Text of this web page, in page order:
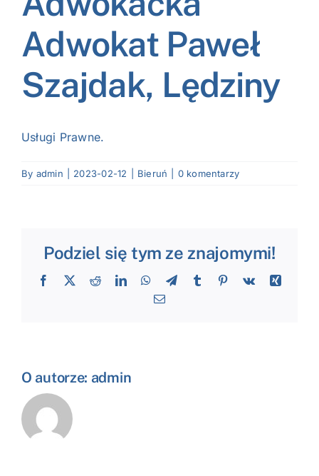
NASI EKSPERCI
GALERIA
SĄD ARBITRAŻOWY
KOMITETY
MARKA ŚLĄSKIE
Adwokat Paweł
Szajdak, Lędziny
Usługi Prawne.
By admin 2023-02-12 Bieruń 0 komentarzy
Podziel się tym ze znajomymi!
Facebook
X RedditLinkedInWhatsApp
TelegramTumblr Pinterest
Vk
Xing
Email
O autorze: admin